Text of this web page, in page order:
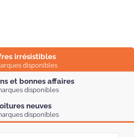
irrésistibles
disponibles
et bonnes affaires
disponibles
neuves
disponibles